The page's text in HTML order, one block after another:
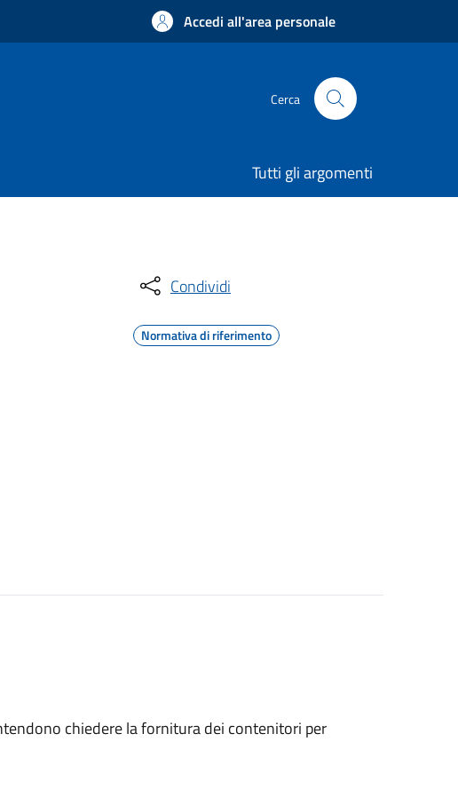
Accedi all'area personale
Cerca
Tutti gli argomenti
Condividi
Normativa di riferimento
chiedere la fornitura dei contenitori per